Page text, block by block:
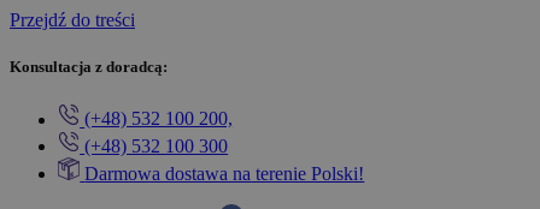
Przejdź do treści
Konsultacja z doradcą:
(+48) 532 100 200,
(+48) 532 100 300
Darmowa dostawa na terenie Polski!